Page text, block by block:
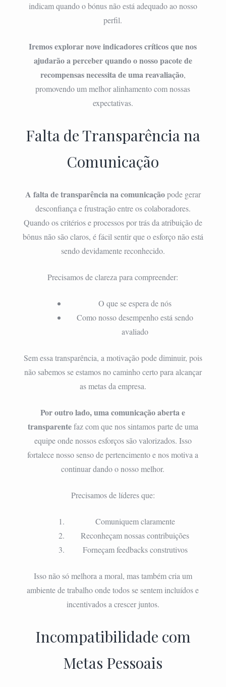
indicam quando o bónus não está adequado ao nosso
perfil.
Iremos explorar nove indicadores críticos que nos
ajudarão a perceber quando o nosso pacote de
recompensas necessita de uma reavaliação,
promovendo um melhor alinhamento com nossas
expectativas.
Falta de Transparência na
Comunicação
A falta de transparência na comunicaçãopode gerar
desconfiança e frustração entre os colaboradores.
Quando os critérios e processos por trás da atribuição de
bônus não são claros, é fácil sentir que o esforço não está
sendo devidamente reconhecido.
Precisamos de clareza para compreender:
O que se espera de nós
Como nosso desempenho está sendo
avaliado
Sem essa transparência, a motivação pode diminuir, pois
não sabemos se estamos no caminho certo para alcançar
as metas da empresa.
Por outro lado, uma comunicação aberta e
transparentefaz com que nos sintamos parte de uma
equipe onde nossos esforços são valorizados. Isso
fortalece nosso senso de pertencimento e nos motiva a
continuar dando o nosso melhor.
Precisamos de líderes que:
Comuniquem claramente
Reconheçam nossas contribuições
Forneçam feedbacks construtivos
Isso não só melhora a moral, mas também cria um
ambiente de trabalho onde todos se sentem incluídos e
incentivados a crescer juntos.
Incompatibilidade com
Metas Pessoais